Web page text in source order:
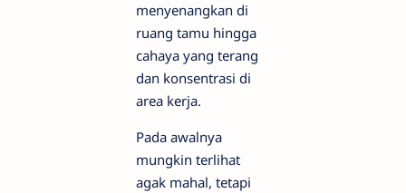
menyenangkan di
ruang tamu hingga
cahaya yang terang
dan konsentrasi di
area kerja.
Pada awalnya
mungkin terlihat
agak mahal, tetapi